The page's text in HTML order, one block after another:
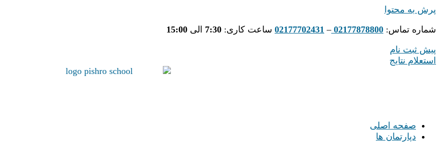
پرش به محتوا
شماره تماس: 02177878800
–
02177702431 ساعت کاری: 7:30 الی 15:00
پیش ثبت نام
استعلام نتایج
صفحه اصلی
دپارتمان ها